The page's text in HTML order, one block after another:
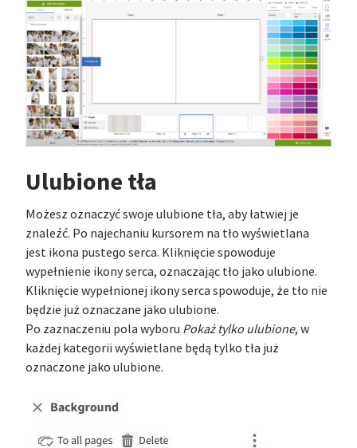
Ulubione tła
Możesz oznaczyć swoje ulubione tła, aby łatwiej je
znaleźć. Po najechaniu kursorem na tło wyświetlana
jest ikona pustego serca. Kliknięcie spowoduje
wypełnienie ikony serca, oznaczając tło jako ulubione.
Kliknięcie wypełnionej ikony serca spowoduje, że tło nie
będzie już oznaczane jako ulubione.
Po zaznaczeniu pola wyboru Pokaż tylko ulubione, w
każdej kategorii wyświetlane będą tylko tła już
oznaczone jako ulubione.